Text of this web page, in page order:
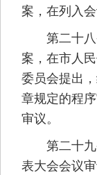
案，在列入
第二十八
案，在市人
委员会提出
章规定的程
审议。
第二十九
表大会会议